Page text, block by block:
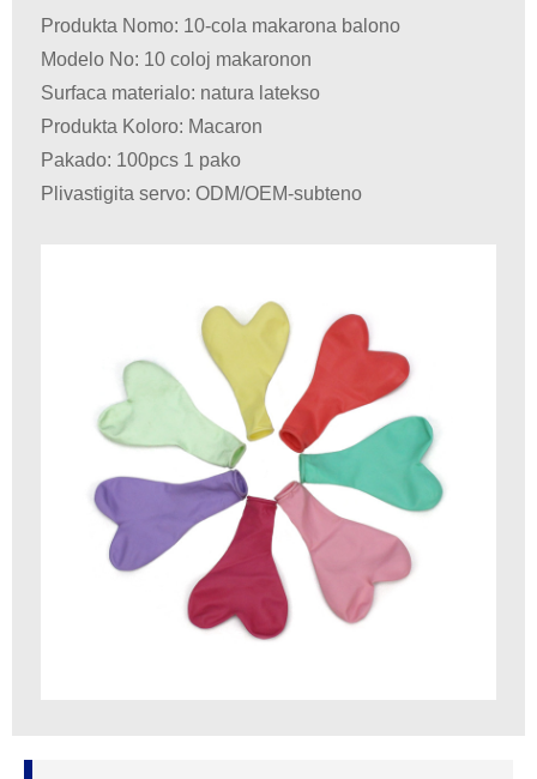
Produkta Nomo: 10-cola makarona balono
Modelo No: 10 coloj makaronon
Surfaca materialo: natura latekso
Produkta Koloro: Macaron
Pakado: 100pcs 1 pako
Plivastigita servo: ODM/OEM-subteno